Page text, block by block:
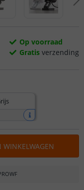
Op voorraad
Gratis verzending
WINKELWAGEN